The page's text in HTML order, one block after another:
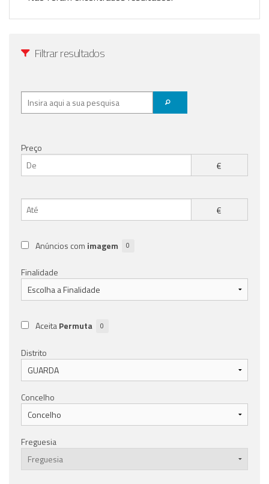
Filtrar resultados
Preço
€
€
Anúncios com imagem 0
Finalidade
AceitaPermuta 0
Distrito
Concelho
Freguesia